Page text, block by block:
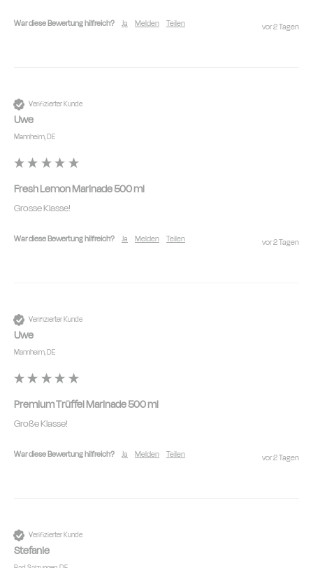
War diese Bewertung hilfreich? Ja Melden Teilen vor 2 Tagen
Verifizierter Kunde
Uwe
Mannheim, DE
Fresh Lemon Marinade 500 ml
Grosse Klasse!
War diese Bewertung hilfreich? Ja Melden Teilen vor 2 Tagen
Verifizierter Kunde
Uwe
Mannheim, DE
Premium Trüffel Marinade 500 ml
Große Klasse!
War diese Bewertung hilfreich? Ja Melden Teilen vor 2 Tagen
Verifizierter Kunde
Stefanie